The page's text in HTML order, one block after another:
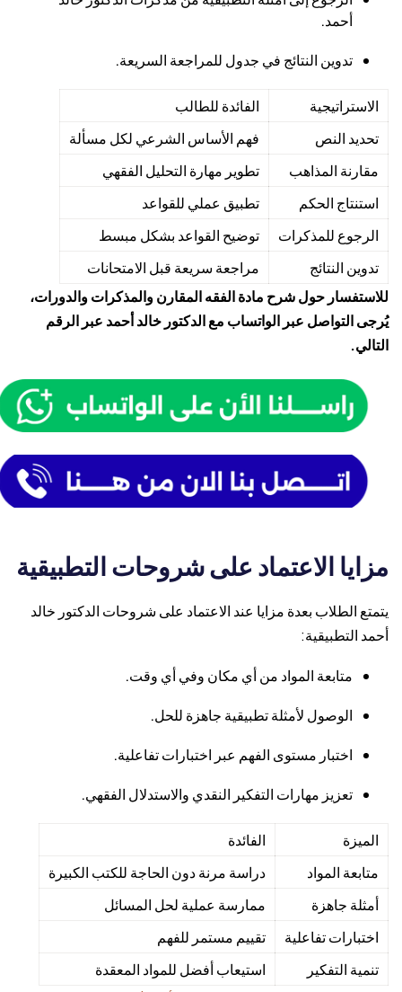
أحمد.
تدوين النتائج في جدول للمراجعة السريعة.
الاستراتيجية
الفائدة للطالب
تحديد النص
فهم الأساس الشرعي لكل مسألة
مقارنة المذاهب
تطوير مهارة التحليل الفقهي
استنتاج الحكم
تطبيق عملي للقواعد
الرجوع للمذكرات
توضيح القواعد بشكل مبسط
تدوين النتائج
مراجعة سريعة قبل الامتحانات
للاستفسار حول شرح مادة الفقه المقارن والمذكرات والدورات،
يُرجى التواصل عبر الواتساب مع الدكتور خالد أحمد عبر الرقم
التالي.
مزايا الاعتماد على شروحات التطبيقية
يتمتع الطلاب بعدة مزايا عند الاعتماد على شروحات الدكتور خالد
أحمد التطبيقية:
متابعة المواد من أي مكان وفي أي وقت.
الوصول لأمثلة تطبيقية جاهزة للحل.
اختبار مستوى الفهم عبر اختبارات تفاعلية.
تعزيز مهارات التفكير النقدي والاستدلال الفقهي.
الميزة
الفائدة
متابعة المواد
دراسة مرنة دون الحاجة للكتب الكبيرة
أمثلة جاهزة
ممارسة عملية لحل المسائل
اختبارات تفاعلية
تقييم مستمر للفهم
تنمية التفكير
استيعاب أفضل للمواد المعقدة